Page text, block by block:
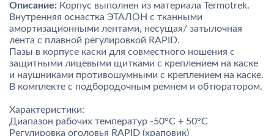
Описание: Корпус выполнен из материала Termotrek.
Внутренняя оснастка ЭТАЛОН с тканными
амортизационными лентами, несущая/ затылочная
лента с плавной регулировкой RAPID.
Пазы в корпусе каски для совместного ношения с
защитными лицевыми щитками с креплением на каске
и наушниками противошумными с креплением на каске.
В комплекте с подбородочным ремнем и обтюратором.
Характеристики:
Диапазон рабочих температур -50°C + 50°C
Регулировка оголовья RAPID (храповик)